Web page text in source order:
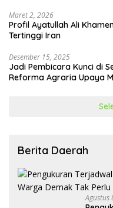
Maret 2, 2026
Profil Ayatullah Ali
Tertinggi Iran
Desember 15, 2025
Jadi Pembicara Kunci di
Reforma Agraria Upaya
Berita Daerah
Agustus